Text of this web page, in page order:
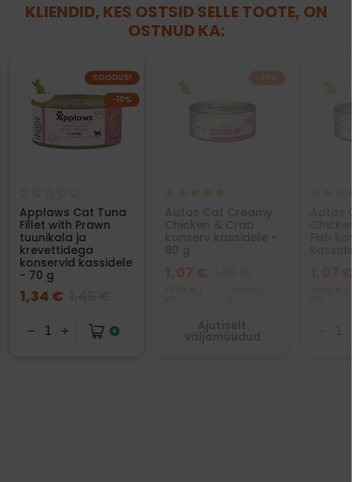
KLIENDID, KES OSTSID SELLE TOOTE, ON
OSTNUD KA:
SOODUS!
−10%
Applaws Cat Tuna
Fillet with Prawn
tuunikala ja
krevettidega
konservid kassidele
- 70 g
1,34 €
1,07